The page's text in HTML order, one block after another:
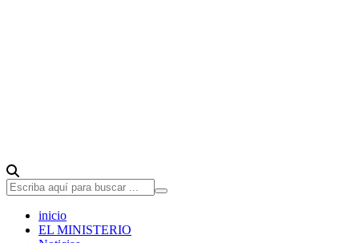
inicio
EL MINISTERIO